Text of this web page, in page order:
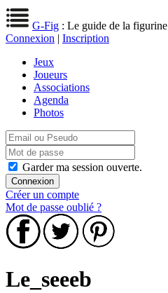
G-Fig : Le guide de la figurine
Connexion | Inscription
Jeux
Joueurs
Associations
Agenda
Photos
Garder ma session ouverte.
Créer un compte
Mot de passe oublié ?
Le_seeeb